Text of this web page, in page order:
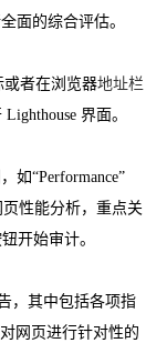
面的综合评估。
或者在浏览器地址栏
界面。
如“Performance”
页性能分析，重点关
开始审计。
，其中包括各项指
网页进行针对性的